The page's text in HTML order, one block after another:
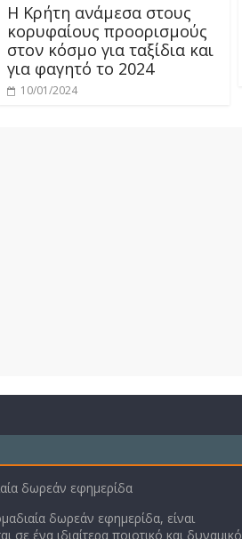
Η Κρήτη ανάμεσα στους
κορυφαίους προορισμούς
στον κόσμο για ταξίδια και
για φαγητό το 2024
10/01/2024
δωρεάν εφημερίδα
δωρεάν εφημερίδα, είναι
σε ένα ιδιαίτερα ποιοτικό και δυναμικό